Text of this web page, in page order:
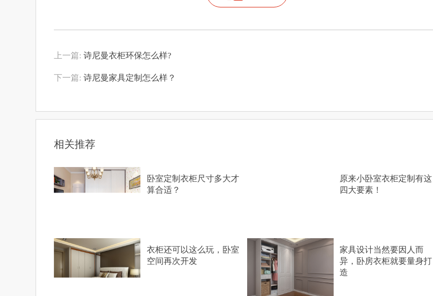
上一篇: 诗尼曼衣柜环保怎么样?
下一篇: 诗尼曼家具定制怎么样？
相关推荐
​卧室定制衣柜尺寸多大才
算合适？
原来小卧室衣柜定制有这
四大要素！
衣柜还可以这么玩，卧室
空间再次开发
家具设计当然要因人而
异，卧房衣柜就要量身打
造